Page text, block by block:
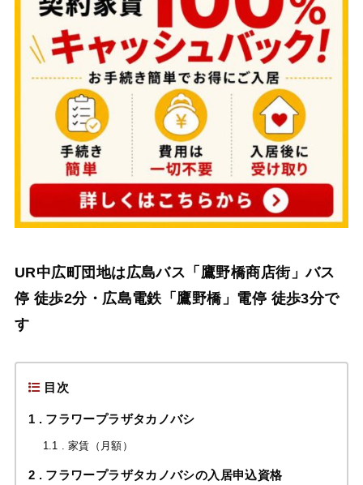
UR中広町団地は広島バス「鷹野橋商店街」バス
停 徒歩2分・広島電鉄「鷹野橋」電停 徒歩3分で
す
目次
1 フラワープラザタカノバシ
1.1 家賃（月額）
2 フラワープラザタカノバシの入居申込資格